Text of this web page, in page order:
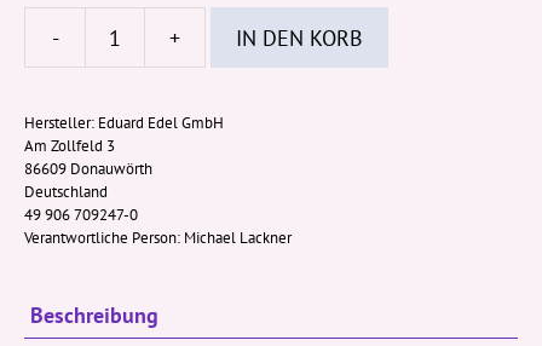
-
Edel
Orangen-
150g
+ IN DEN KORB
Hersteller: Eduard Edel GmbH
Am Zollfeld 3
86609 Donauwörth
Deutschland
49 906 709247-0
Verantwortliche Person: Michael Lackner
Beschreibung